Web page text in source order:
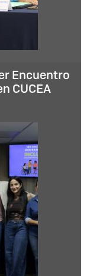
Encuentro
CUCEA